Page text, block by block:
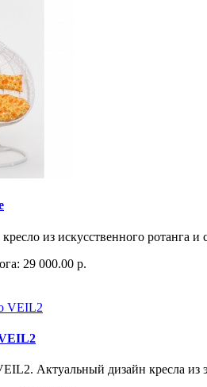
из искусственного ротанга и
29 000.00 р.
Актуальный дизайн кресла из